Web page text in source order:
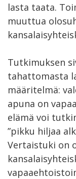
lasta taata.
muuttua
Tutkimuksen
tahattomasta
määritelmä:
apuna on
elämä voi
”pikku hiljaa
Vertaistuki on